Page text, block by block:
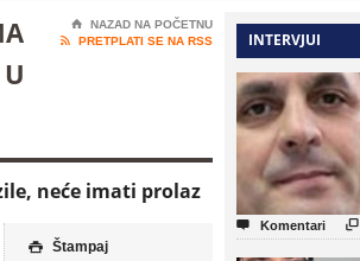
⌂
NAZAD NA POČETNU

PRETPLATI SE NA RSS
neće imati prolaz
 Štampaj
INTERVJUI
 Komentari 